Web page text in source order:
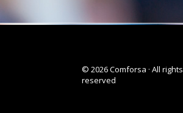
© 2026 Comforsa · All rights
reserved